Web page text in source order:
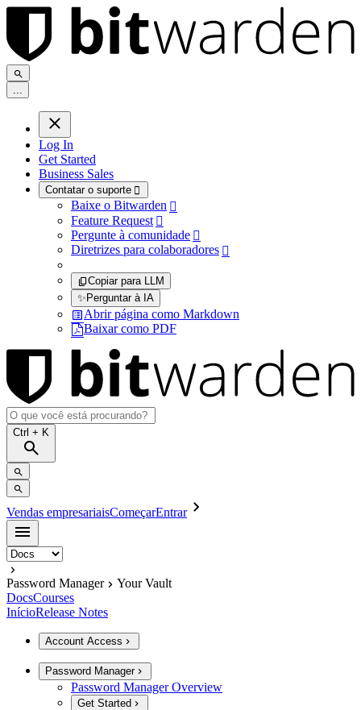
...
Log In
Get Started
Business Sales
Contatar o suporte 
Baixe o Bitwarden 
Feature Request 
Pergunte à comunidade 
Diretrizes para colaboradores 
Copiar para LLM
✨Perguntar à IA
Abrir página como Markdown
Baixar como PDF
Ctrl + K
Vendas empresariaisComeçarEntrar
Password Manager
Your Vault
DocsCourses
InícioRelease Notes
Account Access
Password Manager
Password Manager Overview
Get Started